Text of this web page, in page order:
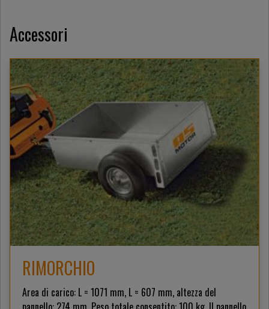
Accessori
RIMORCHIO
Area di carico: L = 1071 mm, L = 607 mm, altezza del